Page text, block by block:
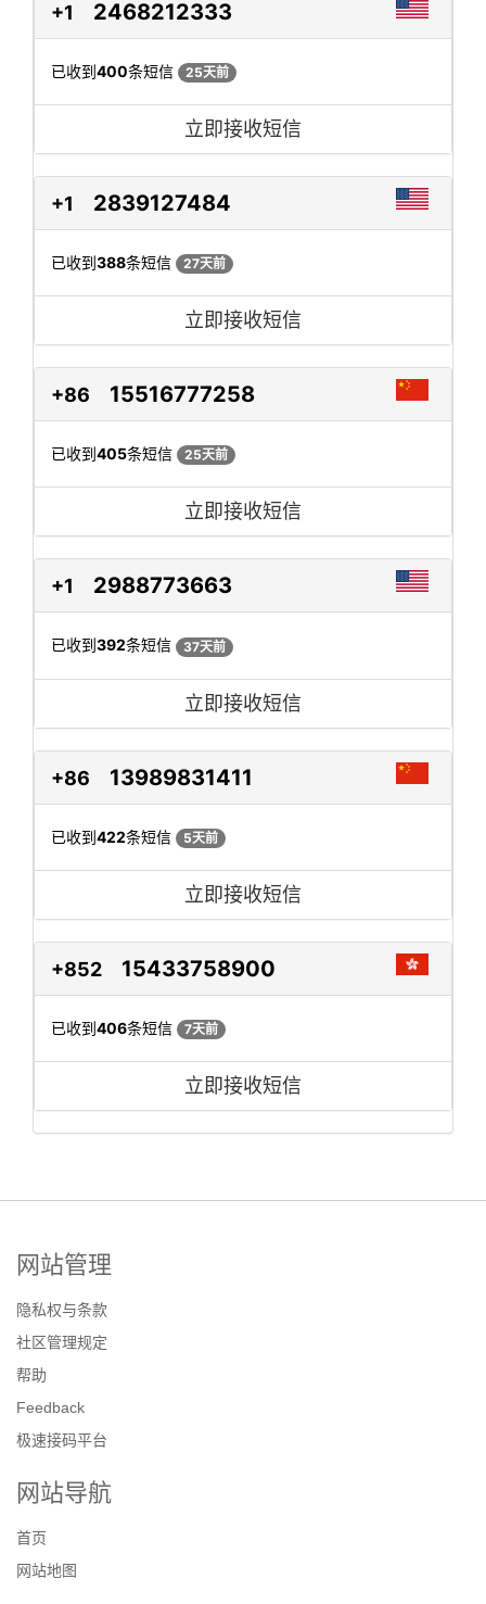
+1 2468212333
已收到400条短信 25天前
立即接收短信
+1 2839127484
已收到388条短信 27天前
立即接收短信
+86 15516777258
已收到405条短信 25天前
立即接收短信
+1 2988773663
已收到392条短信 37天前
立即接收短信
+86 13989831411
已收到422条短信 5天前
立即接收短信
+852 15433758900
已收到406条短信 7天前
立即接收短信
网站管理
隐私权与条款
社区管理规定
帮助
Feedback
极速接码平台
网站导航
首页
网站地图